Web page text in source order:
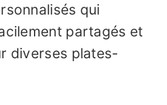
qui
partagés et
diverses plates-